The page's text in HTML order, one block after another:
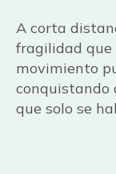
A corta
fragilidad que
movimiento
conquistando
que solo se